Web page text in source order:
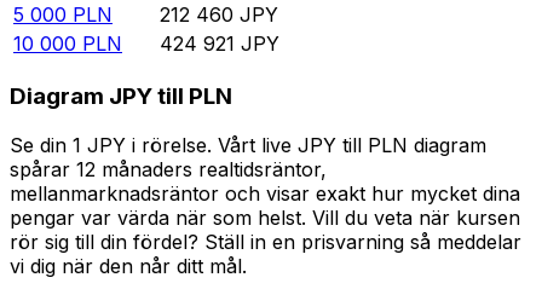
5 000 PLN 212 460 JPY
10 000 PLN 424 921 JPY
Diagram JPY till PLN
Se din 1 JPY i rörelse. Vårt live JPY till PLN diagram
spårar 12 månaders realtidsräntor,
mellanmarknadsräntor och visar exakt hur mycket dina
pengar var värda när som helst. Vill du veta när kursen
rör sig till din fördel? Ställ in en prisvarning så meddelar
vi dig när den når ditt mål.